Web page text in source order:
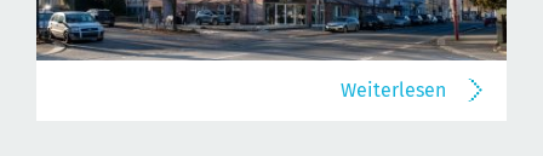
Weiterlesen